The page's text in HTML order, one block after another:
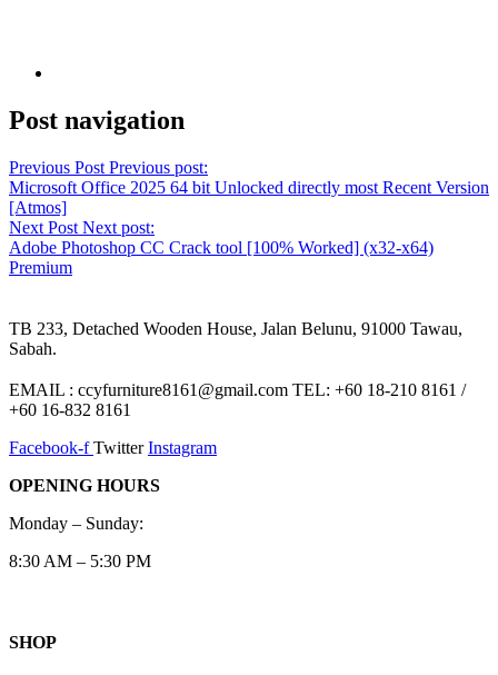
Post navigation
Previous Post Previous post:
Microsoft Office 2025 64 bit Unlocked directly most Recent Version
[Atmos]
Next Post Next post:
Adobe Photoshop CC Crack tool [100% Worked] (x32-x64)
Premium
TB 233, Detached Wooden House, Jalan Belunu, 91000 Tawau,
Sabah.
EMAIL : ccyfurniture8161@gmail.com TEL: +60 18-210 8161 /
+60 16-832 8161
Facebook-f Twitter Instagram
OPENING HOURS
Monday – Sunday:
8:30 AM – 5:30 PM
SHOP